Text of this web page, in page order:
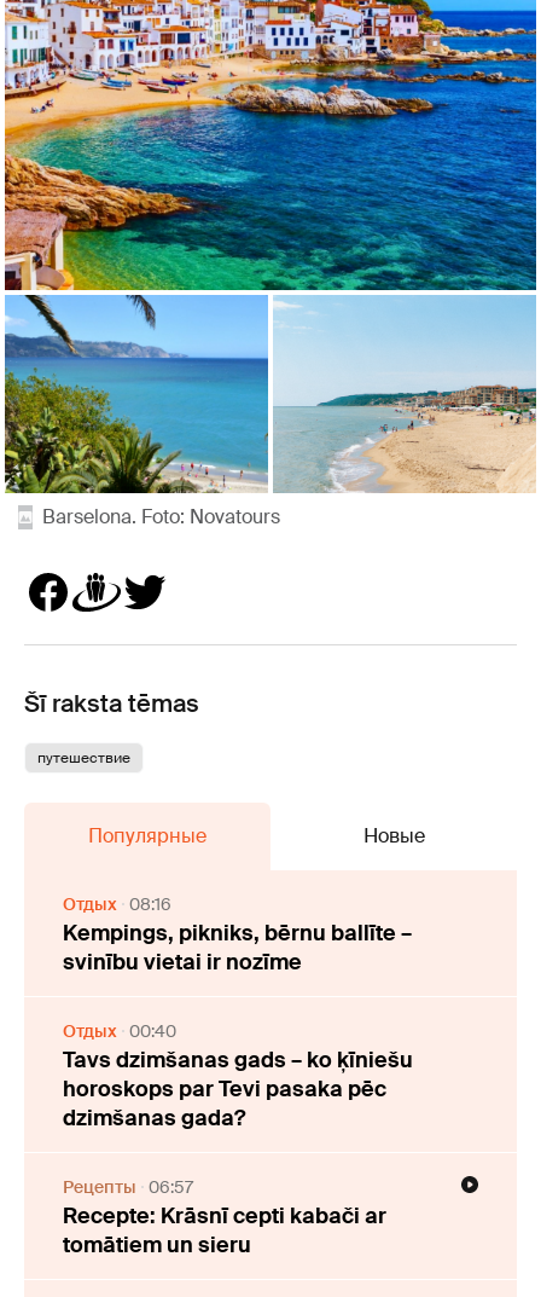
Barselona. Foto: Novatours
Šī raksta tēmas
путешествие
Популярные Новые
Отдых 08:16
Kempings, pikniks, bērnu ballīte –
svinību vietai ir nozīme
Отдых 00:40
Tavs dzimšanas gads – ko ķīniešu
horoskops par Tevi pasaka pēc
dzimšanas gada?
Рецепты 06:57
Recepte: Krāsnī cepti kabači ar
tomātiem un sieru